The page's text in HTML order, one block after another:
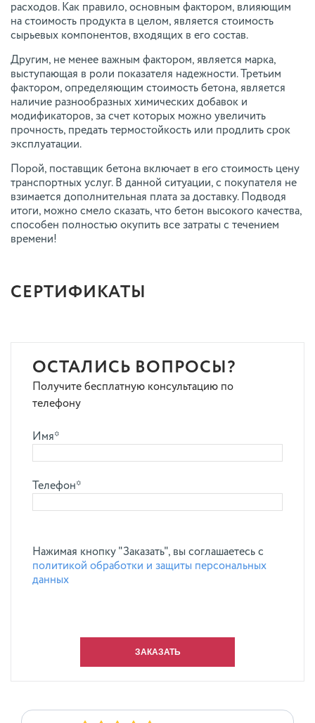
расходов. Как правило, основным фактором, влияющим
на стоимость продукта в целом, является стоимость
сырьевых компонентов, входящих в его состав.
Другим, не менее важным фактором, является марка,
выступающая в роли показателя надежности. Третьим
фактором, определяющим стоимость бетона, является
наличие разнообразных химических добавок и
модификаторов, за счет которых можно увеличить
прочность, предать термостойкость или продлить срок
эксплуатации.
Порой, поставщик бетона включает в его стоимость цену
транспортных услуг. В данной ситуации, с покупателя не
взимается дополнительная плата за доставку. Подводя
итоги, можно смело сказать, что бетон высокого качества,
способен полностью окупить все затраты с течением
времени!
СЕРТИФИКАТЫ
ОСТАЛИСЬ ВОПРОСЫ?
Получите бесплатную консультацию по
телефону
Имя*
Телефон*
Нажимая кнопку "Заказать", вы соглашаетесь с
политикой обработки и защиты персональных
данных